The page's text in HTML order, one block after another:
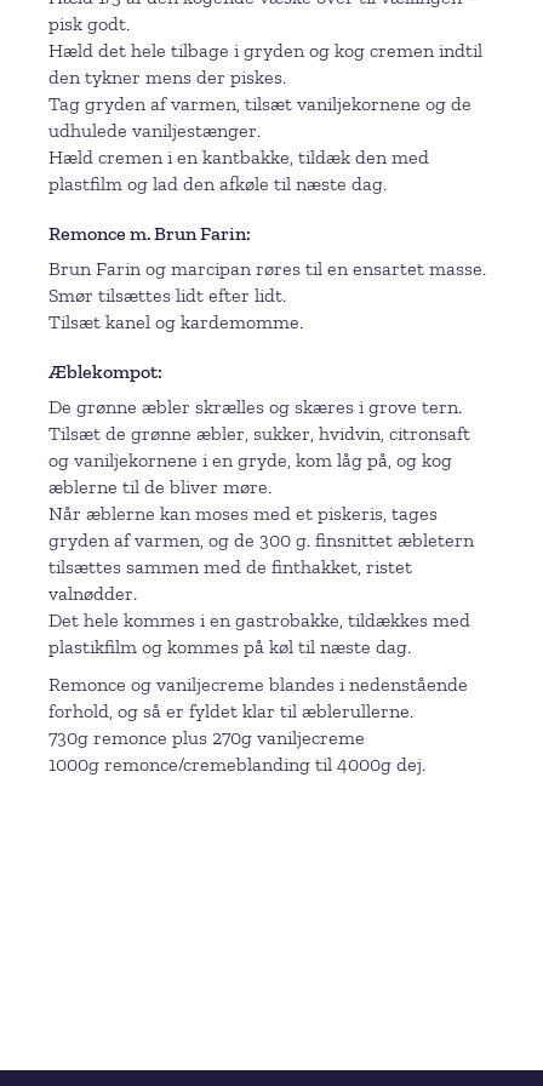
pisk godt.
Hæld det hele tilbage i gryden og kog cremen indtil
den tykner mens der piskes.
Tag gryden af varmen, tilsæt vaniljekornene og de
udhulede vaniljestænger.
Hæld cremen i en kantbakke, tildæk den med
plastfilm og lad den afkøle til næste dag.
Remonce m. Brun Farin
Brun Farin og marcipan røres til en ensartet masse.
Smør tilsættes lidt efter lidt.
Tilsæt kanel og kardemomme.
Æblekompot
De grønne æbler skrælles og skæres i grove tern.
Tilsæt de grønne æbler, sukker, hvidvin, citronsaft
og vaniljekornene i en gryde, kom låg på, og kog
æblerne til de bliver møre.
Når æblerne kan moses med et piskeris, tages
gryden af varmen, og de 300 g. finsnittet æbletern
tilsættes sammen med de finthakket, ristet
valnødder.
Det hele kommes i en gastrobakke, tildækkes med
plastikfilm og kommes på køl til næste dag.
Remonce og vaniljecreme blandes i nedenstående
forhold, og så er fyldet klar til æblerullerne.
730g remonce plus 270g vaniljecreme
1000g remonce/cremeblanding til 4000g dej.